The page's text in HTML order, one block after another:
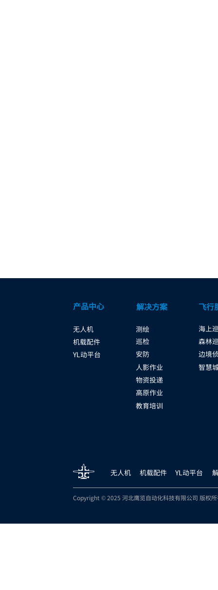
Copyright © 2025 河北鹰览自动化科技有限公司 版权
飞行
产品中心 解决方案
测绘
巡检
安防
人影作业
物资投递
海上
森林
边境
智慧
高原作业
教育培训
无人机
机载配件
YL动平台
无人机 机载配件 YL动平台